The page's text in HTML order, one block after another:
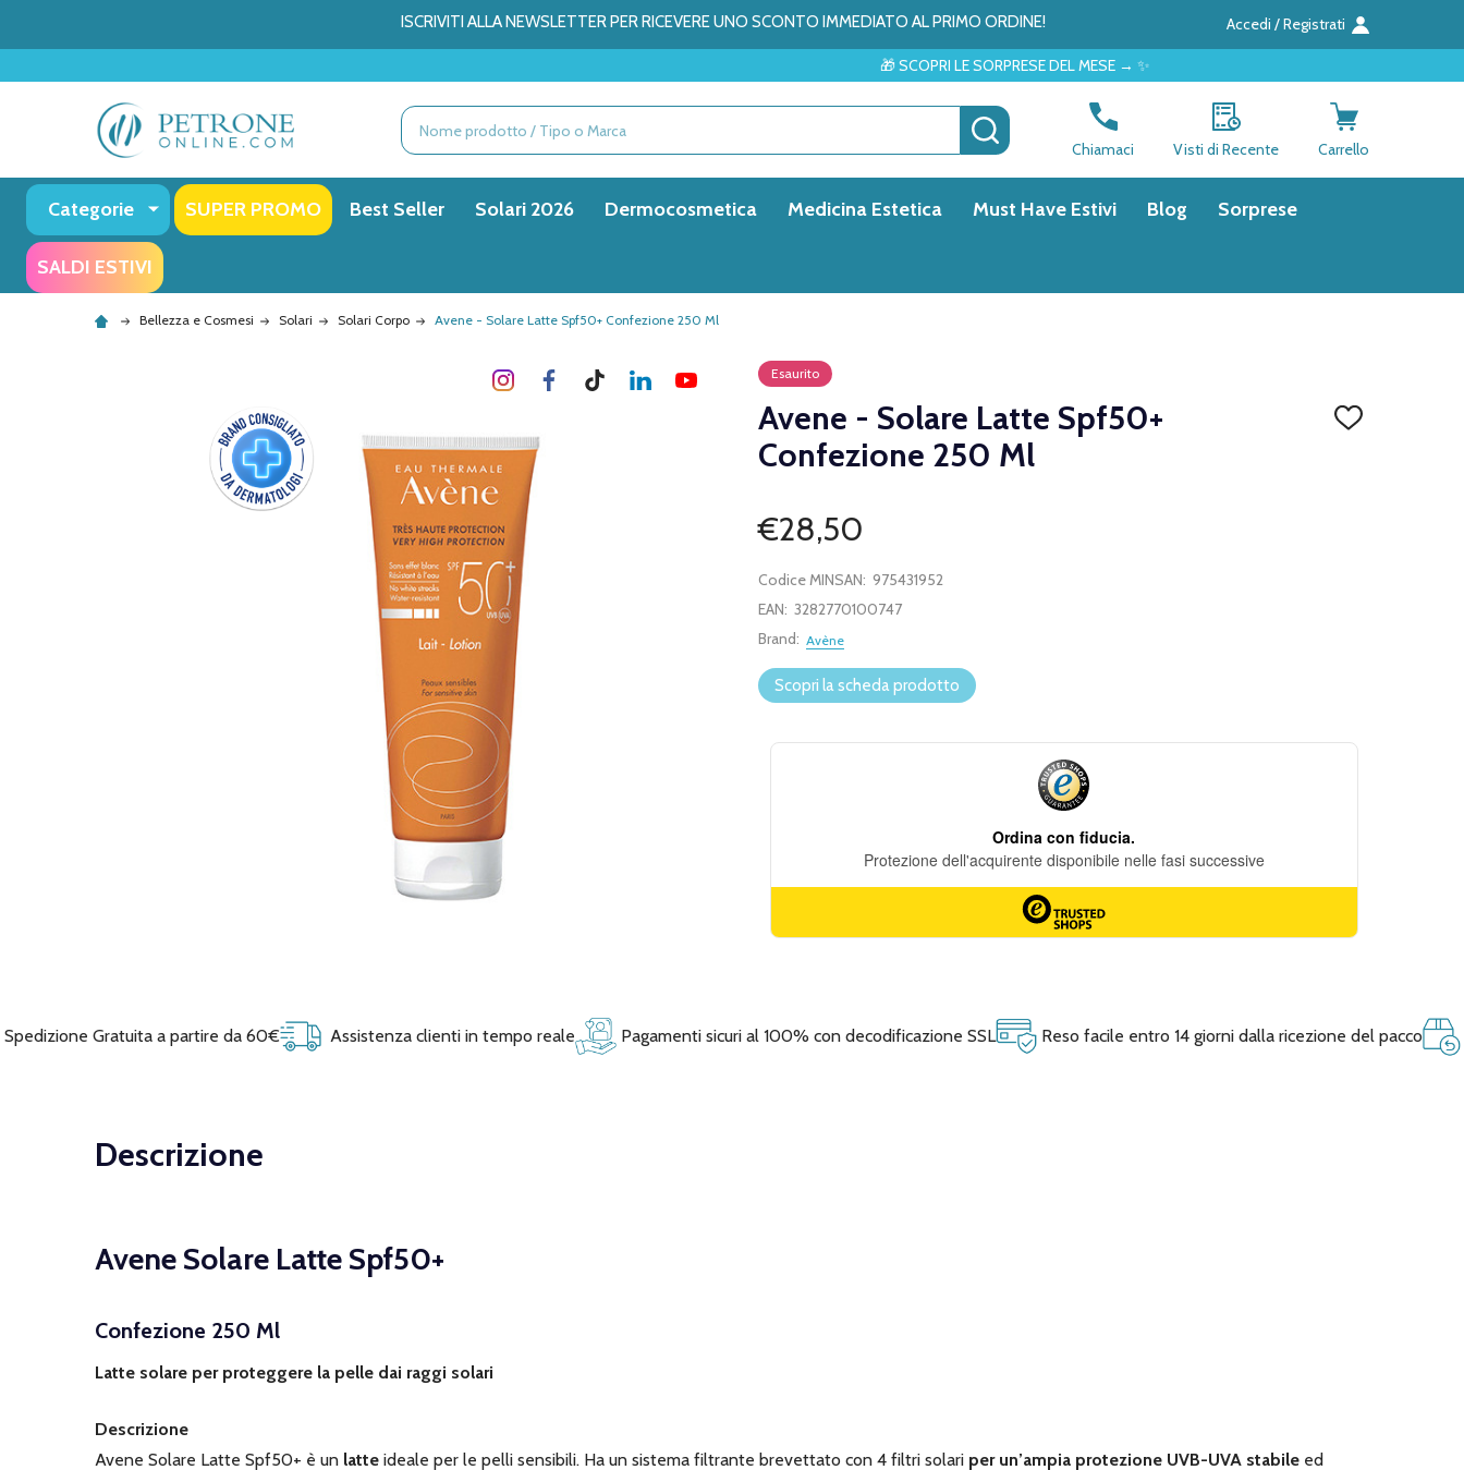
ISCRIVITI ALLA NEWSLETTER PER RICEVERE UNO SCONTO IMMEDIATO AL PRIMO ORDINE! Accedi / Registrati
🎁 SCOPRI LE SORPRESE DEL MESE → ✨
Ricerca CERCA
Chiamaci Visti di Recente Carrello
Categorie SUPER PROMO Best Seller Solari 2026 Dermocosmetica Medicina Estetica Must Have Estivi Blog Sorprese
SALDI ESTIVI
Bellezza e Cosmesi Solari Solari Corpo Avene - Solare Latte Spf50+ Confezione 250 Ml
Esaurito
Avene - Solare Latte Spf50+
Confezione 250 Ml
AGGIUNGI
€28,50
Codice MINSAN: 975431952
EAN: 3282770100747
Brand: Avène
Scopri la scheda prodotto
Spedizione Gratuita a partire da 60€ Assistenza clienti in tempo reale Pagamenti sicuri al 100% con decodificazione SSL Reso facile entro 14 giorni dalla ricezione del pacco
Descrizione
Avene Solare Latte Spf50+
Confezione 250 Ml
Latte solare per proteggere la pelle dai raggi solari
Descrizione
Avene Solare Latte Spf50+ è un latte ideale per le pelli sensibili. Ha un sistema filtrante brevettato con 4 filtri solari per un’ampia protezione UVB-UVA stabile ed